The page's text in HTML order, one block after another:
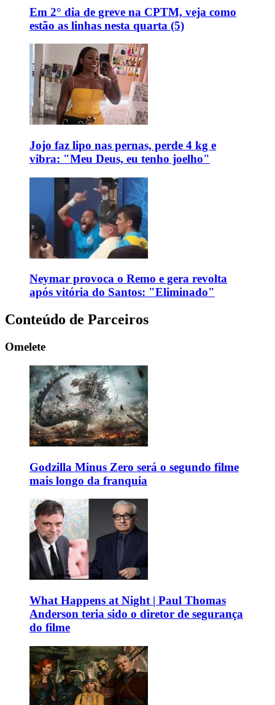
Em 2° dia de greve na CPTM, veja como
estão as linhas nesta quarta (5)
Jojo faz lipo nas pernas, perde 4 kg e
vibra: "Meu Deus, eu tenho joelho"
Neymar provoca o Remo e gera revolta
após vitória do Santos: "Eliminado"
Conteúdo de Parceiros
Omelete
Godzilla Minus Zero será o segundo filme
mais longo da franquia
What Happens at Night | Paul Thomas
Anderson teria sido o diretor de segurança
do filme